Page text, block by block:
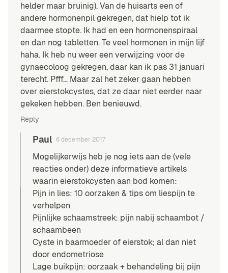
helder maar bruinig). Van de huisarts een of
andere hormonenpil gekregen, dat hielp tot ik
daarmee stopte. Ik had en een hormonenspiraal
en dan nog tabletten. Te veel hormonen in mijn lijf
haha. Ik heb nu weer een verwijzing voor de
gynaecoloog gekregen, daar kan ik pas 31 januari
terecht. Pfff… Maar zal het zeker gaan hebben
over eierstokcystes, dat ze daar niet eerder naar
gekeken hebben. Ben benieuwd.
Reply
Paul 6 december 2017
Mogelijkerwijs heb je nog iets aan de (vele
reacties onder) deze informatieve artikels
waarin eierstokcysten aan bod komen:
Pijn in lies: 10 oorzaken & tips om liespijn te
verhelpen
Pijnlijke schaamstreek: pijn nabij schaambot /
schaambeen
Cyste in baarmoeder of eierstok; al dan niet
door endometriose
Lage buikpijn: oorzaak + behandeling bij pijn